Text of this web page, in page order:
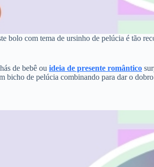
bolo com tema de ursinho de pelúcia é tão
de bebê ou ideia de presente romântico
bicho de pelúcia combinando para dar o dobro